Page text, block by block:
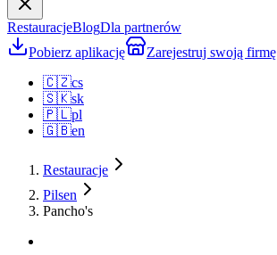
RestauracjeBlogDla partnerów
Pobierz aplikację
Zarejestruj swoją firmę
🇨🇿cs
🇸🇰sk
🇵🇱pl
🇬🇧en
Restauracje
Pilsen
Pancho's